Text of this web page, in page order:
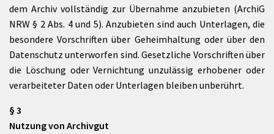
dem Archiv vollständig zur Übernahme anzubieten (ArchiG
NRW § 2 Abs. 4 und 5). Anzubieten sind auch Unterlagen, die
besondere Vorschriften über Geheimhaltung oder über den
Datenschutz unterworfen sind. Gesetzliche Vorschriften über
die Löschung oder Vernichtung unzulässig erhobener oder
verarbeiteter Daten oder Unterlagen bleiben unberührt.
§ 3
Nutzung von Archivgut